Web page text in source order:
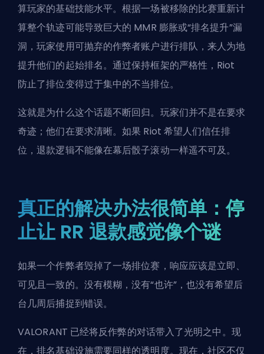
算玩家的基础技能水平。根据一场被移除的比赛重新计
算整个轨迹可能导致巨大的 MMR 膨胀或“排名提升”漏
洞，玩家使用可抛弃的作弊者账户进行排队，来人为地
提升他们的起始排名。通过保持框架的严格性，Riot
防止了排位变得过于集中的不当排位。
这就是为什么这个话题不断回归。玩家们并不是在要求
奇迹；他们在要求清晰。如果 Riot 希望人们信任排
位，退款逻辑不能像在幕后骰子滚动一样遥不可及。
真正的解决办法很简单：停
止让 RR 退款感觉像个谜
如果一个作弊者毁掉了一场排位赛，响应应该是立即、
可见且一致的。没有模糊，没有“也许”，也没有希望后
台几周后捕捉到错误。
VALORANT 已经将反作弊的对话带入了光明之中。现
在，排名基础设施需要同样的透明度。现在，社区不仅